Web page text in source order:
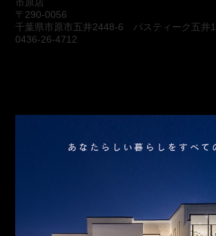
〒290-0056
千葉県市原市五井2448-6 パスティーク五井
0436-26-4712